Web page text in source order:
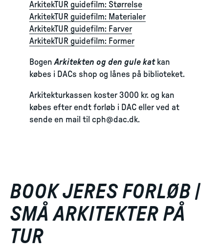
ArkitekTUR guidefilm: Størrelse
ArkitekTUR guidefilm: Materialer
ArkitekTUR guidefilm: Farver
ArkitekTUR guidefilm: Former
BogenArkitekten og den gule katkan
købes i DACs shop og lånes på biblioteket.
Arkitekturkassen koster 3000 kr. og kan
købes efter endt forløb i DAC eller ved at
sende en mail til cph@dac.dk.
BOOK JERES FORLØB |
SMÅ ARKITEKTER PÅ
TUR